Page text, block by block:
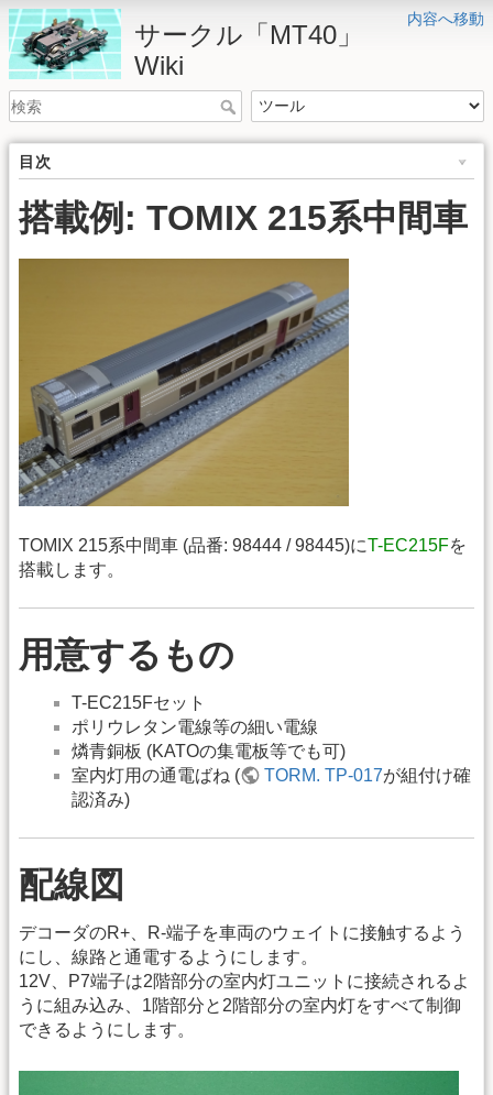
内容へ移動
サークル「MT40」
Wiki
目次
搭載例: TOMIX 215系中間車
TOMIX 215系中間車 (品番: 98444 / 98445)にT-EC215Fを
搭載します。
用意するもの
T-EC215Fセット
ポリウレタン電線等の細い電線
燐青銅板 (KATOの集電板等でも可)
室内灯用の通電ばね (
TORM. TP-017が組付け確
認済み)
配線図
デコーダのR+、R-端子を車両のウェイトに接触するよう
にし、線路と通電するようにします。
12V、P7端子は2階部分の室内灯ユニットに接続されるよ
うに組み込み、1階部分と2階部分の室内灯をすべて制御
できるようにします。